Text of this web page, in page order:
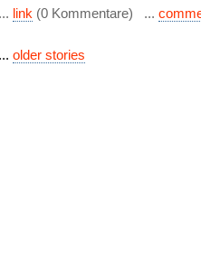
... link (0 Kommentare) ...
... older stories